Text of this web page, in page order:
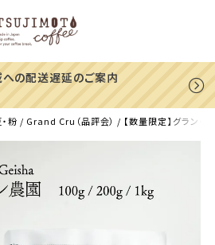
の配送遅延のご案内
粉 Grand Cru（品評会） 【数量限定】グラン